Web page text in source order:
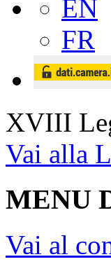
EN
FR
XVIII
Vai alla
MENU
Vai al